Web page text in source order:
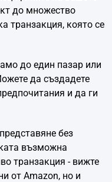
до множество
транзакция, която се
до един пазар или
да създадете
и да ги
без
възможна
транзакция - вижте
от Amazon, но и